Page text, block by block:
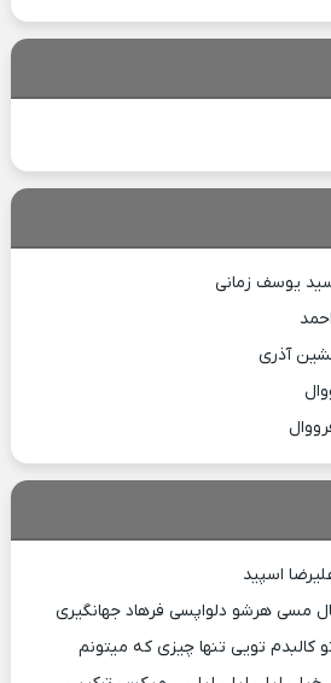
یوسف زمانی
آذری
مسی هرشو دلواپسی فرهاد جهانگیری
کالبدم تویی تنها چیزی که میتونم